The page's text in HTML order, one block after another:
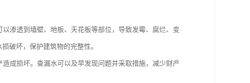
渗透到墙壁、地板、天花板等部位，导致发霉、腐烂、变
破坏，保护建筑物的完整性。
成损坏。查漏水可以及早发现问题并采取措施，减少财产